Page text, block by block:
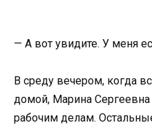
— А вот увидите. У меня
В среду вечером, когда
домой, Марина
рабочим делам.